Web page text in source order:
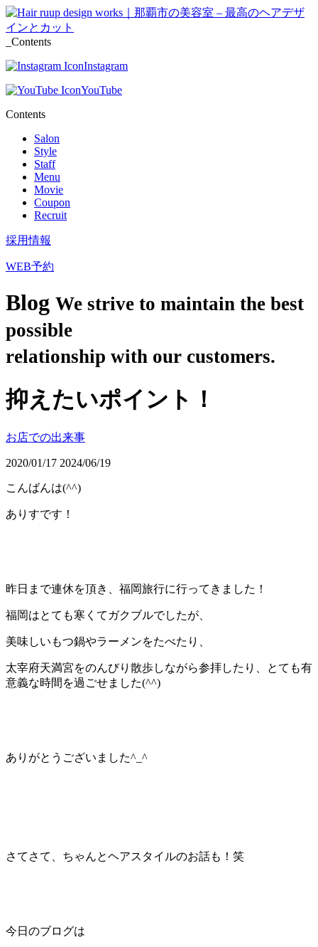
_Contents
Instagram
YouTube
Contents
Salon
Style
Staff
Menu
Movie
Coupon
Recruit
採用情報
WEB予約
Blog We strive to maintain the best
possible
relationship with our customers.
抑えたいポイント！
お店での出来事
2020/01/17 2024/06/19
こんばんは(^^)
ありすです！
昨日まで連休を頂き、福岡旅行に行ってきました！
福岡はとても寒くてガクブルでしたが、
美味しいもつ鍋やラーメンをたべたり、
太宰府天満宮をのんびり散歩しながら参拝したり、とても有
意義な時間を過ごせました(^^)
ありがとうございました^_^
さてさて、ちゃんとヘアスタイルのお話も！笑
今日のブログは